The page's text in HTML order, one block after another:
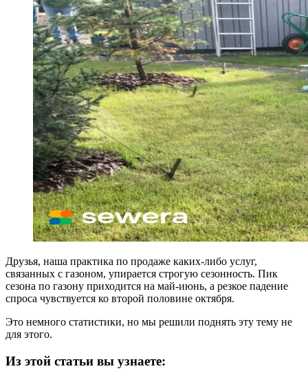
Друзья, наша практика по продаже каких-либо услуг,
связанных с газоном, упирается строгую сезонность. Пик
сезона по газону приходится на май-июнь, а резкое падение
спроса чувствуется ко второй половине октября.
Это немного статистики, но мы решили поднять эту тему не
для этого.
Из этой статьи вы узнаете: